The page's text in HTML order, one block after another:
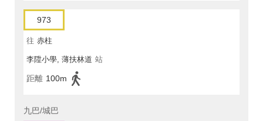
973
往 赤柱
李陞小學, 薄扶林道 站
距離 100m
九巴/城巴